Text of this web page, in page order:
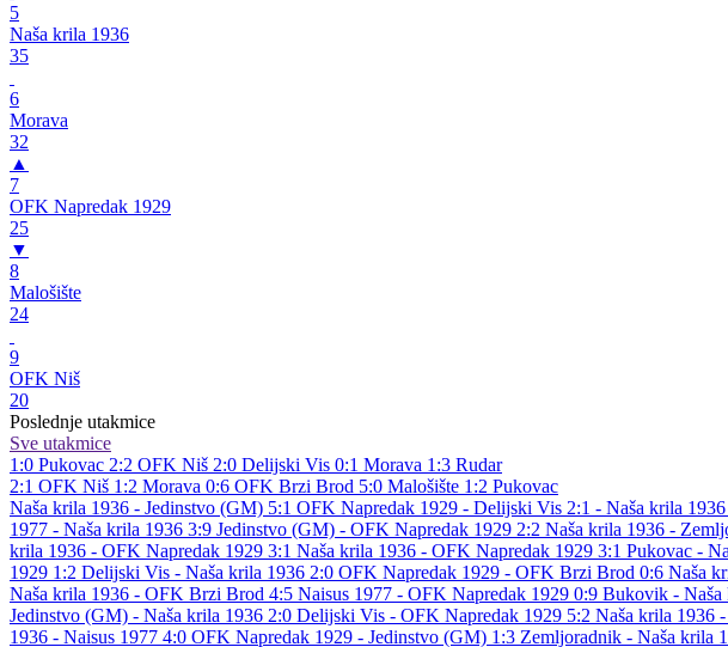
5
Naša krila 1936
35
6
Morava
32
▲
7
OFK Napredak 1929
25
▼
8
Malošište
24
9
OFK Niš
20
Poslednje utakmice
Sve utakmice
1:0 Pukovac 2:2 OFK Niš 2:0 Delijski Vis 0:1 Morava 1:3 Rudar
2:1 OFK Niš 1:2 Morava 0:6 OFK Brzi Brod 5:0 Malošište 1:2 Pukovac
Naša krila 1936 - Jedinstvo (GM) 5:1 OFK Napredak 1929 - Delijski Vis 2:1 - Naša krila
1977 - Naša krila 1936 3:9 Jedinstvo (GM) - OFK Napredak 1929 2:2 Naša krila 1936 -
krila 1936 - OFK Napredak 1929 3:1 Naša krila 1936 - OFK Napredak 1929 3:1 Pukovac -
1929 1:2 Delijski Vis - Naša krila 1936 2:0 OFK Napredak 1929 - OFK Brzi Brod 0:6 Naša
Naša krila 1936 - OFK Brzi Brod 4:5 Naisus 1977 - OFK Napredak 1929 0:9 Bukovik - Naša
Jedinstvo (GM) - Naša krila 1936 2:0 Delijski Vis - OFK Napredak 1929 5:2 Naša krila 1936
1936 - Naisus 1977 4:0 OFK Napredak 1929 - Jedinstvo (GM) 1:3 Zemljoradnik - Naša krila